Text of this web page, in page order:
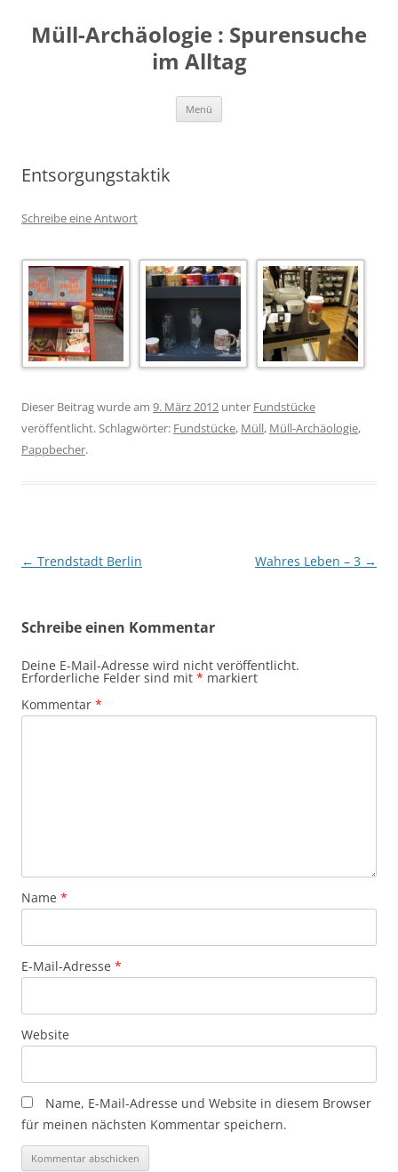
springen
Müll-Archäologie : Spurensuche
im Alltag
Menü
Entsorgungstaktik
Schreibe eine Antwort
Dieser Beitrag wurde am 9. März 2012 unter Fundstücke
veröffentlicht. Schlagwörter: Fundstücke, Müll, Müll-Archäologie,
Pappbecher.
Beitragsnavigation
← Trendstadt Berlin Wahres Leben – 3 →
Schreibe einen Kommentar
Deine E-Mail-Adresse wird nicht veröffentlicht.
Erforderliche Felder sind mit * markiert
Kommentar *
Name *
E-Mail-Adresse *
Website
Name, E-Mail-Adresse und Website in diesem Browser
für meinen nächsten Kommentar speichern.